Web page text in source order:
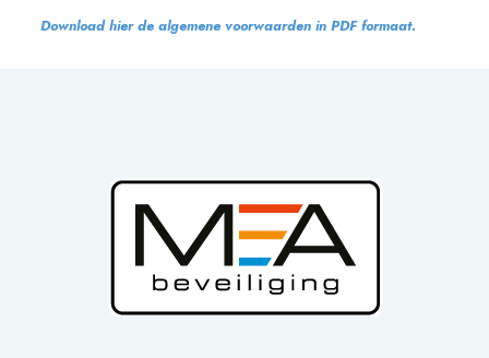
Download hier de algemene voorwaarden in PDF formaat.